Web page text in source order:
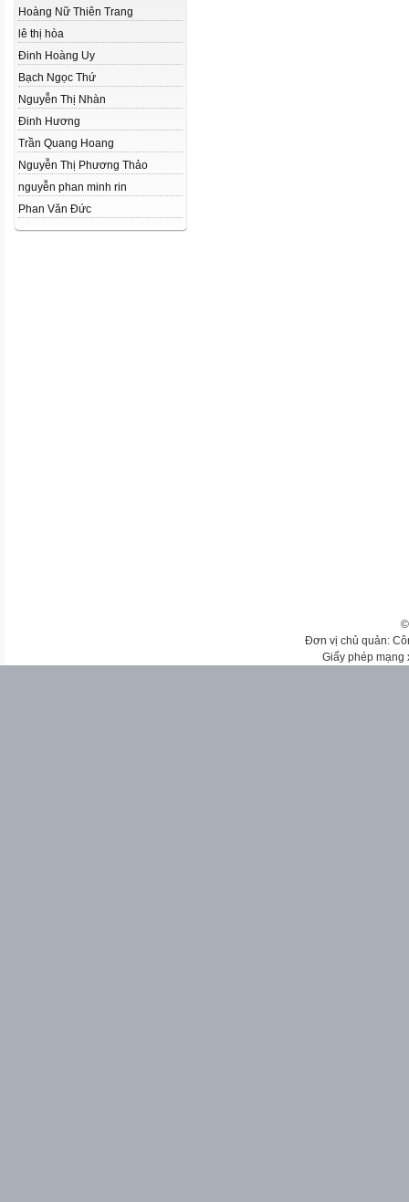
Hoàng Nữ Thiên Trang
lê thị hòa
Đinh Hoàng Uy
Bạch Ngọc Thứ
Nguyễn Thị Nhàn
Đinh Hương
Trần Quang Hoang
Nguyễn Thị Phương Thảo
nguyễn phan minh rin
Phan Văn Đức
Đơn vị chủ quản:
Giấy phép mạng